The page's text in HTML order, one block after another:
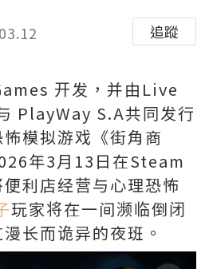
追蹤
开发，并由Live
PlayWay S.A共同发行
模拟游戏《街角商
年3月13日在Steam
利店经营与心理恐怖
玩家将在一间濒临倒闭
长而诡异的夜班。